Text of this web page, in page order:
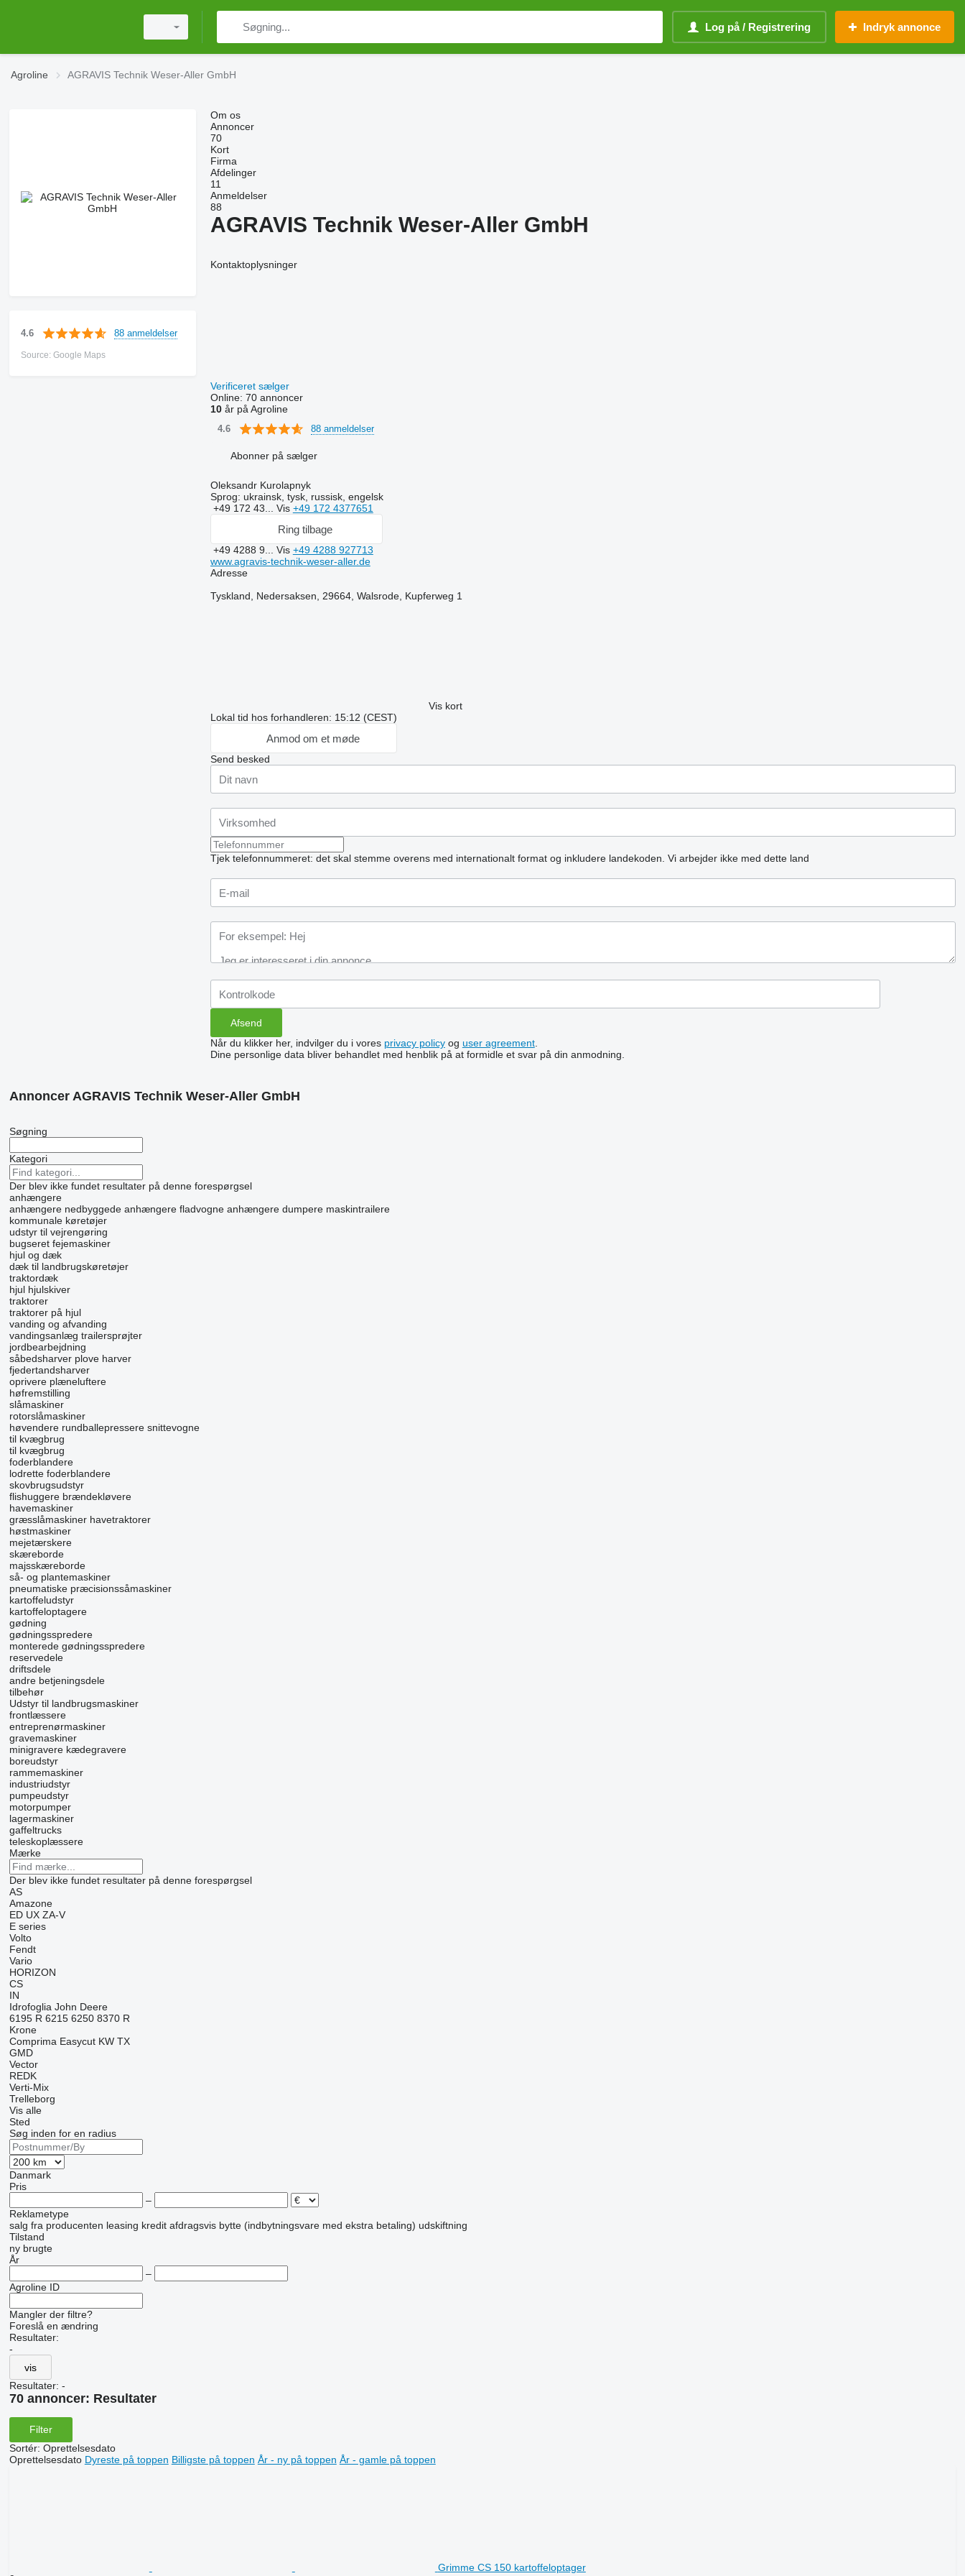
Log på / Registrering Indryk annonce
Agroline AGRAVIS Technik Weser-Aller GmbH
4.6 88 anmeldelser
Source: Google Maps
Om os
Annoncer
70
Kort
Firma
Afdelinger
11
Anmeldelser
88
AGRAVIS Technik Weser-Aller GmbH
Kontaktoplysninger
Verificeret sælger
Online: 70 annoncer
10år på Agroline
4.6 88 anmeldelser
Abonner på sælger
Oleksandr Kurolapnyk
Sprog: ukrainsk, tysk, russisk, engelsk
+49 172 43... Vis +49 172 4377651
Ring tilbage
+49 4288 9... Vis +49 4288 927713
www.agravis-technik-weser-aller.de
Adresse
Tyskland, Nedersaksen, 29664, Walsrode, Kupferweg 1
Vis kort
Lokal tid hos forhandleren: 15:12 (CEST)
Anmod om et møde
Send besked
Tjek telefonnummeret: det skal stemme overens med internationalt format og inkludere landekoden. Vi arbejder ikke med dette land
Når du klikker her, indvilger du i vores privacy policyog user agreement.
Dine personlige data bliver behandlet med henblik på at formidle et svar på din anmodning.
Annoncer AGRAVIS Technik Weser-Aller GmbH
Søgning
Kategori
Der blev ikke fundet resultater på denne forespørgsel
anhængere
anhængere nedbyggede anhængere fladvogne anhængere dumpere maskintrailere
kommunale køretøjer
udstyr til vejrengøring
bugseret fejemaskiner
hjul og dæk
dæk til landbrugskøretøjer
traktordæk
hjul hjulskiver
traktorer
traktorer på hjul
vanding og afvanding
vandingsanlæg trailersprøjter
jordbearbejdning
såbedsharver plove harver
fjedertandsharver
oprivere plæneluftere
høfremstilling
slåmaskiner
rotorslåmaskiner
høvendere rundballepressere snittevogne
til kvægbrug
til kvægbrug
foderblandere
lodrette foderblandere
skovbrugsudstyr
flishuggere brændekløvere
havemaskiner
græsslåmaskiner havetraktorer
høstmaskiner
mejetærskere
skæreborde
majsskæreborde
så- og plantemaskiner
pneumatiske præcisionssåmaskiner
kartoffeludstyr
kartoffeloptagere
gødning
gødningsspredere
monterede gødningsspredere
reservedele
driftsdele
andre betjeningsdele
tilbehør
Udstyr til landbrugsmaskiner
frontlæssere
entreprenørmaskiner
gravemaskiner
minigravere kædegravere
boreudstyr
rammemaskiner
industriudstyr
pumpeudstyr
motorpumper
lagermaskiner
gaffeltrucks
teleskoplæssere
Mærke
Der blev ikke fundet resultater på denne forespørgsel
AS
Amazone
ED UX ZA-V
E series
Volto
Fendt
Vario
HORIZON
CS
IN
Idrofoglia John Deere
6195 R 6215 6250 8370 R
Krone
Comprima Easycut KW TX
GMD
Vector
REDK
Verti-Mix
Trelleborg
Vis alle
Sted
Søg inden for en radius
Danmark
Pris
–
Reklametype
salg fra producenten leasing kredit afdragsvis bytte (indbytningsvare med ekstra betaling) udskiftning
Tilstand
ny brugte
År
–
Agroline ID
Mangler der filtre?
Foreslå en ændring
Resultater:
-
vis
Resultater: -
70 annoncer: Resultater
Filter
Sortér: Oprettelsesdato
Oprettelsesdato Dyreste på toppen Billigste på toppen År - ny på toppen År - gamle på toppen
Grimme CS 150 kartoffeloptager